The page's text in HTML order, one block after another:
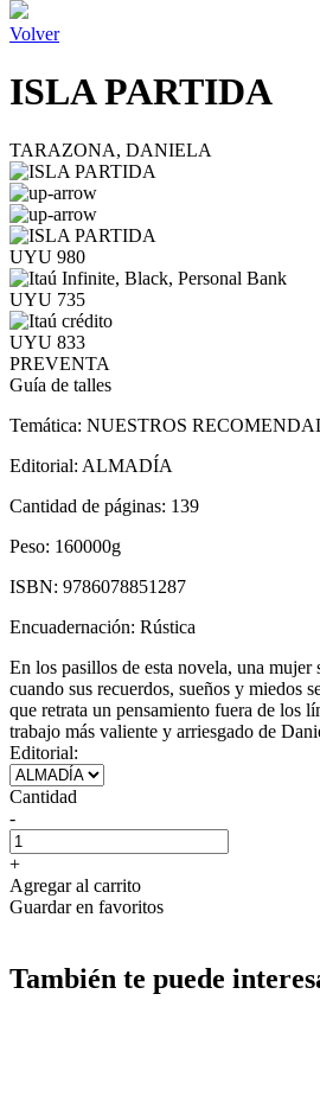
Volver
ISLA PARTIDA
TARAZONA, DANIELA
UYU 980
UYU 735
UYU 833
PREVENTA
Guía de talles
Temática: NUESTROS
Editorial: ALMADÍA
Cantidad de páginas: 139
Peso: 160000g
ISBN: 9786078851287
Encuadernación: Rústica
En los pasillos de esta novela, una
cuando sus recuerdos, sueños y miedos
que retrata un pensamiento fuera de los
trabajo más valiente y arriesgado de
Editorial:
Cantidad
-
+
Agregar al carrito
Guardar en favoritos
También te puede